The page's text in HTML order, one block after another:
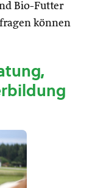
Bio-Futter
können